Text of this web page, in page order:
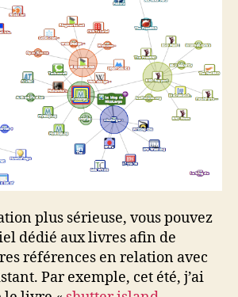
plus sérieuse, vous pouvez
dédié aux livres afin de
références en relation avec
Par exemple, cet été, j’ai